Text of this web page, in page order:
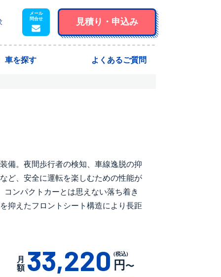
見積り・ 申込み
車を探す よくあるご質問
備。夜間歩行者の検知、車線逸脱の抑
ど、安全に運転を楽しむための性能が
コンパクトカーとは思えない落ち着き
抑えたフロントシート構造により長距
月
額 33,220 (税込)
円 〜